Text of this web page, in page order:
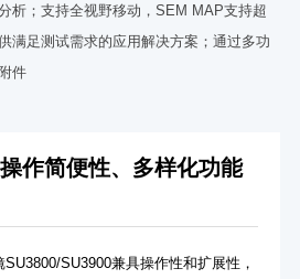
析；支持全视野移动，SEM MAP支持超
满足测试需求的应用解决方案；通过多功
件
作简便性、多样化功能
SU3900兼具操作性和扩展性，